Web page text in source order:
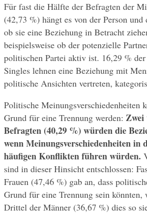
Für fast die Hälfte der Befragten der
(42,73 %) hängt es von der Person und
ob sie eine Beziehung in Betracht
beispielsweise ob der potenzielle
politischen Partei aktiv ist. 16,29 %
Singles lehnen eine Beziehung mit
politische Ansichten vertreten,
Politische Meinungsverschiedenheiten
Grund für eine Trennung werden: Zwei
Befragten (40,29 %) würden die
wenn Meinungsverschiedenheiten in
häufigen Konflikten führen würden.
sind in dieser Hinsicht entschlossen:
Frauen (47,46 %) gab an, dass
Grund für eine Trennung sein könnten,
Drittel der Männer (36,67 %) dies so